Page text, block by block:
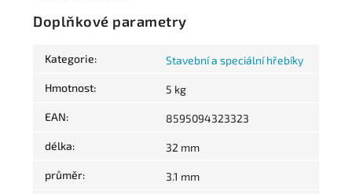
Doplňkové parametry
Kategorie: Stavební a speciální hřebíky
Hmotnost: 5 kg
EAN: 8595094323323
délka: 32 mm
průměr: 3.1 mm